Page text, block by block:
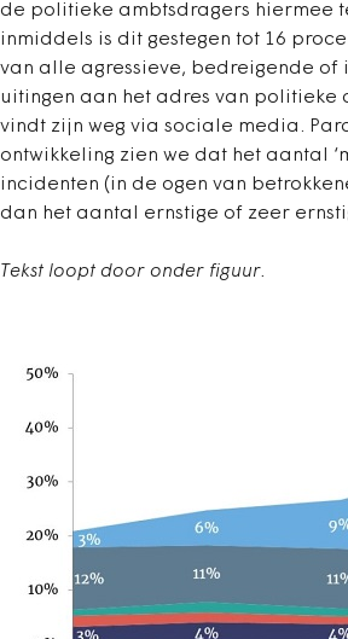
de politieke ambtsdragers hiermee
inmiddels is dit gestegen tot 16
van alle agressieve, bedreigende of
uitingen aan het adres van politieke
vindt zijn weg via sociale media.
ontwikkeling zien we dat het aantal
incidenten (in de ogen van
dan het aantal ernstige of zeer
Tekst loopt door onder figuur.